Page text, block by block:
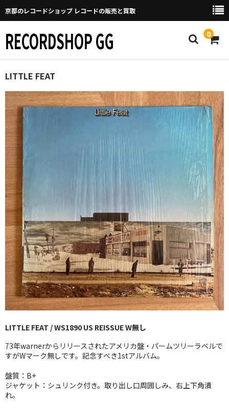
京都のレコードショップ レコードの販売と買取
RECORDSHOP GG 0
Home
マイページ
GGについて
買取について
取り置きなどについて
Categories
New Arrivals
新譜
GG RECORD （当店のレーベル）
全商品
JAZZ-US
BLUE NOTE
JAZZ-EU
JAZZ-JP
JAZZ-VOCAL
LITTLE FEAT
LITTLE FEAT / WS1890 US REISSUE W無し
73年warnerからリリースされたアメリカ盤・パームツリーラベルで
すがWマーク無しです。記念すべき1stアルバム。
盤質：B+
ジャケット：シュリンク付き。取り出し口周囲しみ、右上下角潰
れ。